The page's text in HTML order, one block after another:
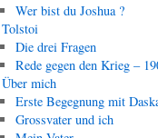
Wer bist du Joshua ?
Tolstoi
Die drei Fragen
Rede gegen den Krieg –
Über mich
Erste Begegnung mit
Grossvater und ich